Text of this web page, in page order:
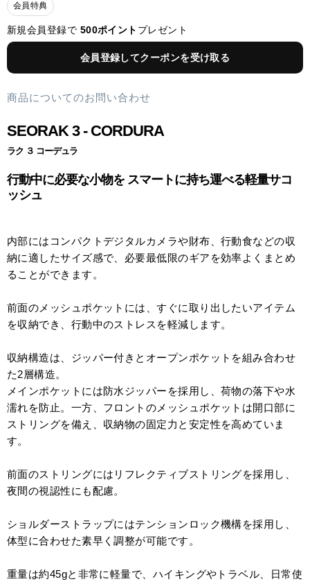
会員特典
新規会員登録で 500ポイント プレゼント
会員登録してクーポンを受け取る
商品についてのお問い合わせ
SEORAK 3 - CORDURA
ラク ３ コーデュラ
行動中に必要な小物を スマートに持ち運べる軽量サコ
ッシュ
内部にはコンパクトデジタルカメラや財布、行動食などの収
納に適したサイズ感で、必要最低限のギアを効率よくまとめ
ることができます。
前面のメッシュポケットには、すぐに取り出したいアイテム
を収納でき、行動中のストレスを軽減します。
収納構造は、ジッパー付きとオープンポケットを組み合わせ
た2層構造。
メインポケットには防水ジッパーを採用し、荷物の落下や水
濡れを防止。一方、フロントのメッシュポケットは開口部に
ストリングを備え、収納物の固定力と安定性を高めていま
す。
前面のストリングにはリフレクティブストリングを採用し、
夜間の視認性にも配慮。
ショルダーストラップにはテンションロック機構を採用し、
体型に合わせた素早く調整が可能です。
重量は約45gと非常に軽量で、ハイキングやトラベル、日常使